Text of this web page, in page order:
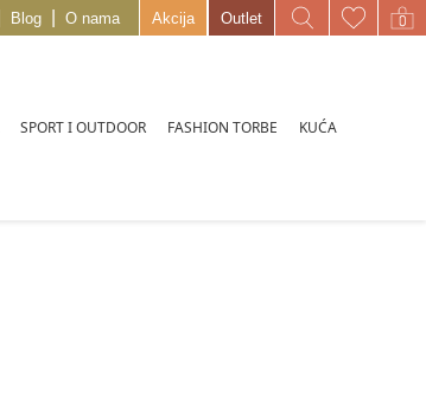
Blog O nama Akcija Outlet
SPORT I OUTDOOR FASHION TORBE KUĆA